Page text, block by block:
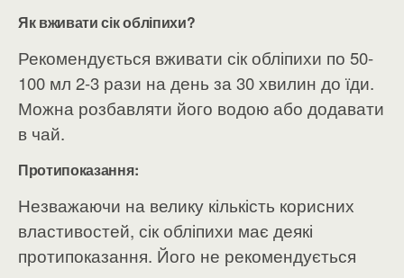
Як вживати сік обліпихи?
Рекомендується вживати сік обліпихи по 50-
100 мл 2-3 рази на день за 30 хвилин до їди.
Можна розбавляти його водою або додавати
в чай.
Протипоказання:
Незважаючи на велику кількість корисних
властивостей, сік обліпихи має деякі
протипоказання. Його не рекомендується